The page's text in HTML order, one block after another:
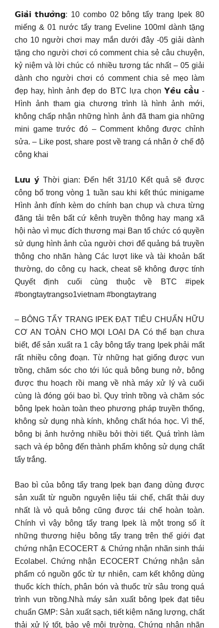
𝗚𝗶𝗮̉𝗶 𝘁𝗵𝘂̛𝗼̛̉𝗻𝗴: 10 combo 02 bông tẩy trang Ipek 80
miếng & 01 nước tẩy trang Eveline 100ml dành tặng
cho 10 người chơi may mắn dưới đây -05 giải dành
tặng cho người chơi có comment chia sẻ câu chuyện,
kỷ niệm và lời chúc có nhiều tương tác nhất – 05 giải
dành cho người chơi có comment chia sẻ mẹo làm
đẹp hay, hình ảnh đẹp do BTC lựa chọn 𝗬𝗲̂𝘂 𝗰𝗮̂̀𝘂 -
Hình ảnh tham gia chương trình là hình ảnh mới,
không chấp nhận những hình ảnh đã tham gia những
mini game trước đó – Comment không được chỉnh
sửa. – Like post, share post về trang cá nhân ở chế độ
công khai
𝗟𝘂̛𝘂 𝘆́ Thời gian: Đến hết 31/10 Kết quả sẽ được
công bố trong vòng 1 tuần sau khi kết thúc minigame
Hình ảnh đính kèm do chính bạn chụp và chưa từng
đăng tải trên bất cứ kênh truyền thông hay mạng xã
hội nào vì mục đích thương mại Ban tổ chức có quyền
sử dụng hình ảnh của người chơi để quảng bá truyền
thông cho nhãn hàng Các lượt like và tài khoản bất
thường, do công cụ hack, cheat sẽ không được tính
Quyết định cuối cùng thuộc về BTC #ipek
#bongtaytrangso1vietnam #bongtaytrang
– BÔNG TẨY TRANG IPEK ĐẠT TIÊU CHUẨN HỮU
CƠ AN TOÀN CHO MỌI LOẠI DA Có thể bạn chưa
biết, để sản xuất ra 1 cây bông tẩy trang Ipek phải mất
rất nhiều công đoạn. Từ những hạt giống được vun
trồng, chăm sóc cho tới lúc quả bông bung nở, bông
được thu hoạch rồi mang về nhà máy xử lý và cuối
cùng là đóng gói bao bì. Quy trình trồng và chăm sóc
bông Ipek hoàn toàn theo phương pháp truyền thống,
không sử dụng nhà kính, không chất hóa học. Vì thế,
bông bị ảnh hưởng nhiều bởi thời tiết. Quá trình làm
sạch và ép bông đến thành phẩm không sử dụng chất
tẩy trắng.
Bao bì của bông tẩy trang Ipek bạn đang dùng được
sản xuất từ nguồn nguyên liệu tái chế, chất thải duy
nhất là vỏ quả bông cũng được tái chế hoàn toàn.
Chính vì vậy bông tẩy trang Ipek là một trong số ít
những thương hiệu bông tẩy trang trên thế giới đạt
chứng nhận ECOCERT & Chứng nhận nhãn sinh thái
Ecolabel. Chứng nhận ECOCERT Chứng nhận sản
phẩm có nguồn gốc từ tự nhiên, cam kết không dùng
thuốc kích thích, phân bón và thuốc trừ sâu trong quá
trình vun trồng.Nhà máy sản xuất bông Ipek đạt tiêu
chuẩn GMP: Sản xuất sạch, tiết kiệm năng lượng, chất
thải xử lý tốt, bảo vệ môi trường. Chứng nhận nhãn